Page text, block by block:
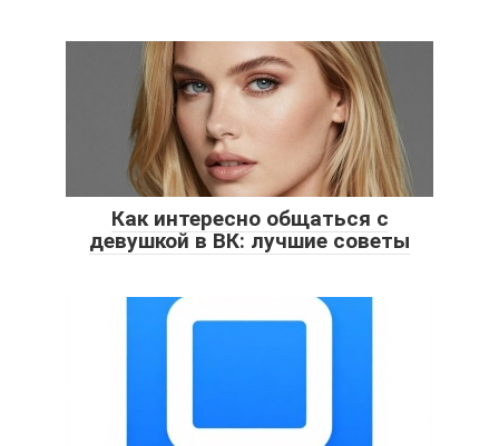
Как интересно общаться с
девушкой в ВК: лучшие советы